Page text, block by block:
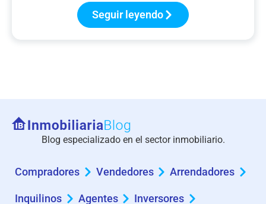
Seguir leyendo
Blog especializado en el sector inmobiliario.
Compradores Vendedores Arrendadores
Inquilinos Agentes Inversores